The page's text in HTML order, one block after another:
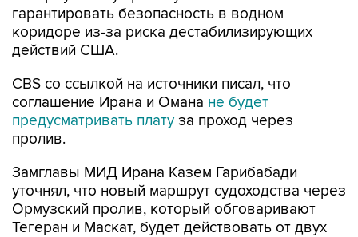
По словам источника, входящие в Ормузский
пролив суда будут пользоваться путем около
Ирана, покидающие - возле Омана.
принять участие в процессе разминирования
пролива.
Источник добавил, что США и Иран
и эти контакты находятся на финальной стадии.
Ожидается, что глава МИД Ирана Аббас
Аракчи отправится с визитом в Пакистан в эти
выходные или в начале следующей недели.